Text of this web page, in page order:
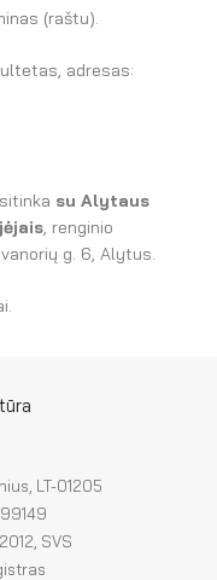
(raštu).
adresas:
su Alytaus
, renginio
g. 6, Alytus.
LT-01205
SVS